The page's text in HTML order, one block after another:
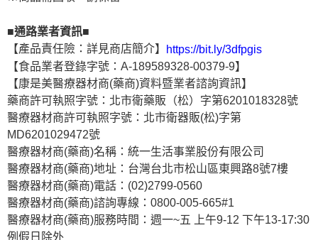
■通路業者資訊■
【產品責任險：詳見商店簡介】
https://bit.ly/3dfpgis
【食品業者登錄字號：A-189589328-00379-9】
【康是美醫療器材商(藥商)資料暨業者諮詢資訊】
藥商許可執照字號：北市衛藥販（松）字第6201018328號
醫療器材商許可執照字號：北市衛器販(松)字第
MD6201029472號
醫療器材商(藥商)名稱：統一生活事業股份有限公司
醫療器材商(藥商)地址：台灣台北市松山區東興路8號7樓
醫療器材商(藥商)電話：(02)2799-0560
醫療器材商(藥商)諮詢專線：0800-005-665#1
醫療器材商(藥商)服務時間：週一~五 上午9-12 下午13-17:30
例假日除外